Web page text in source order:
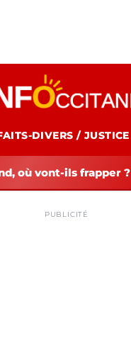
DIVERS / JUSTICE
où vont-ils frapper ?
PUBLICITÉ